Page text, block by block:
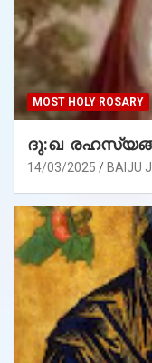
MOST HOLY ROSARY
ദു:ഖ
14/03/2025 BAIJU